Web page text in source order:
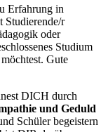
Erfahrung in
Studierende/r
oder
Studium
Gute
DICH durch
und Geduld
Schüler begeistern